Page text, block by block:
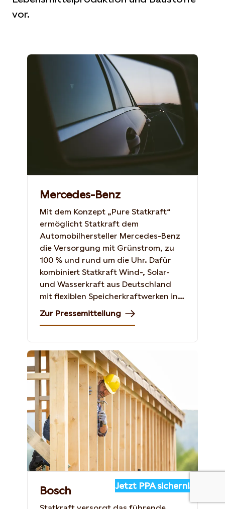
Jetzt PPA sichern!
vor.
Mercedes-Benz
Mit dem Konzept „Pure Statkraft“
ermöglicht Statkraft dem
Automobilhersteller Mercedes-Benz
die Versorgung mit Grünstrom, zu
100 % und rund um die Uhr. Dafür
kombiniert Statkraft Wind-, Solar-
und Wasserkraft aus Deutschland
mit flexiblen Speicherkraftwerken in
Norwegen.
Zur Pressemitteilung
Bosch